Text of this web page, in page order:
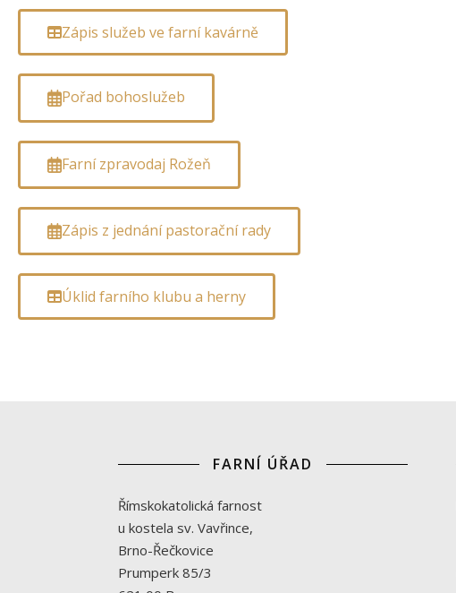
Zápis služeb ve farní kavárně
Pořad bohoslužeb
Farní zpravodaj Rožeň
Zápis z jednání pastorační rady
Úklid farního klubu a herny
FARNÍ ÚŘAD
Římskokatolická farnost
u kostela sv. Vavřince,
Brno-Řečkovice
Prumperk 85/3